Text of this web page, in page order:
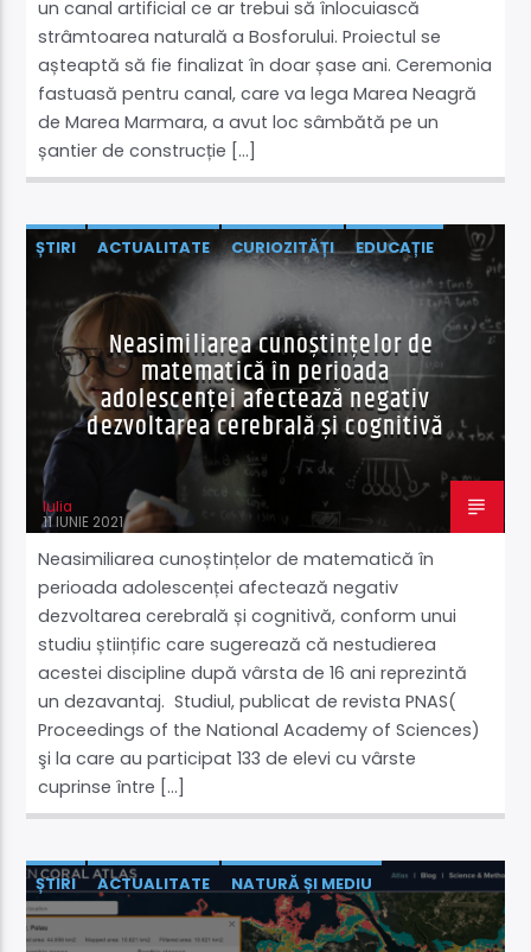
un canal artificial ce ar trebui să înlocuiască
strâmtoarea naturală a Bosforului. Proiectul se
așteaptă să fie finalizat în doar șase ani. Ceremonia
fastuasă pentru canal, care va lega Marea Neagră
de Marea Marmara, a avut loc sâmbătă pe un
șantier de construcție […]
ȘTIRI ACTUALITATE CURIOZITĂȚI
EDUCAȚIE
ȘTIINȚĂ ŞI TEHNOLOGIE
Neasimiliarea cunoștințelor de
matematică în perioada
adolescenței afectează negativ
dezvoltarea cerebrală și cognitivă
Iulia
11 IUNIE 2021
Neasimiliarea cunoștințelor de matematică în
perioada adolescenței afectează negativ
dezvoltarea cerebrală și cognitivă, conform unui
studiu științific care sugerează că nestudierea
acestei discipline după vârsta de 16 ani reprezintă
un dezavantaj. Studiul, publicat de revista PNAS(
Proceedings of the National Academy of Sciences)
şi la care au participat 133 de elevi cu vârste
cuprinse între […]
ȘTIRI ACTUALITATE
NATURĂ ȘI MEDIU
ȘTIINȚĂ ŞI TEHNOLOGIE